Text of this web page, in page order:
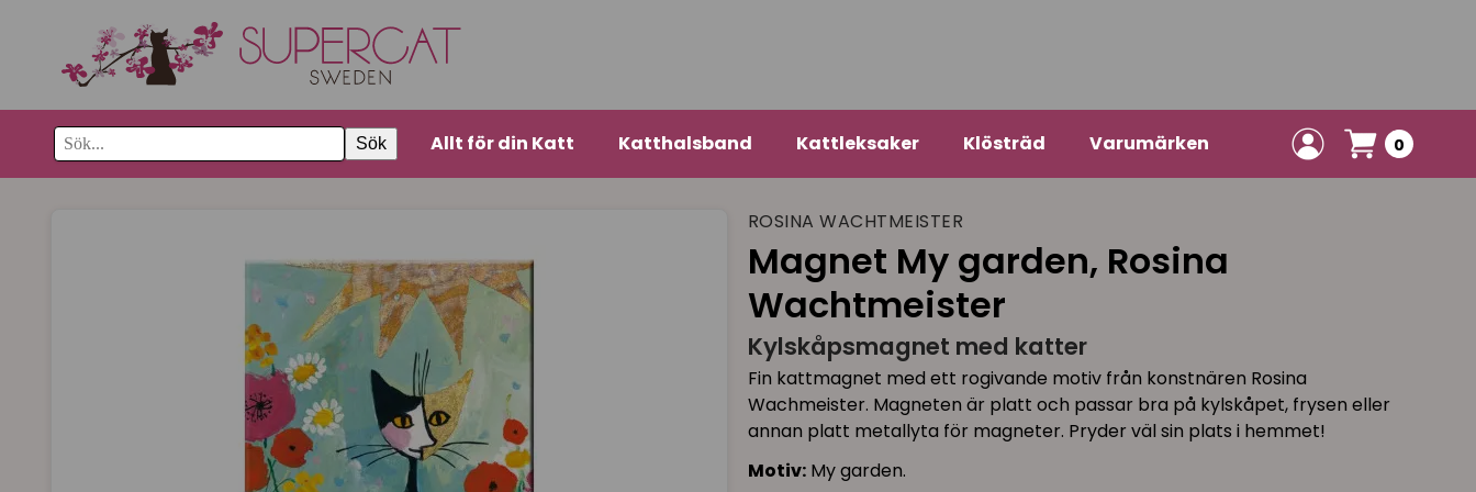
Sök Allt för din Katt Katthalsband Kattleksaker Klösträd Varumärken 0
ROSINA WACHTMEISTER
Magnet My garden, Rosina
Wachtmeister
Kylskåpsmagnet med katter
Fin kattmagnet med ett rogivande motiv från konstnären Rosina
Wachmeister. Magneten är platt och passar bra på kylskåpet, frysen eller
annan platt metallyta för magneter. Pryder väl sin plats i hemmet!
Motiv:My garden.